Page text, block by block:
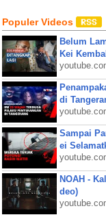
Populer Videos
Belum
Kei
di
Sampai
ei
NOAH -
deo)